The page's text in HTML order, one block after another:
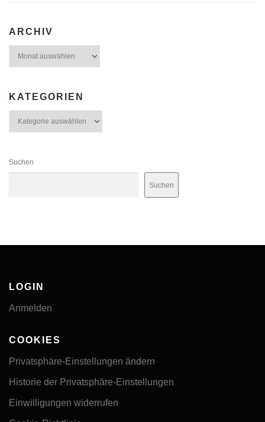
ARCHIV
KATEGORIEN
Suchen
Suchen
LOGIN
Anmelden
COOKIES
Privatsphäre-Einstellungen ändern
Historie der Privatsphäre-Einstellungen
Einwilligungen widerrufen